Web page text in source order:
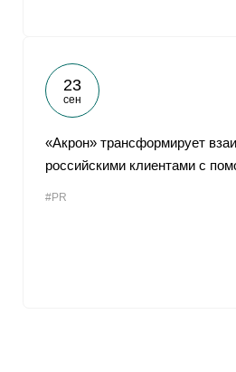
23
сен
«Акрон» трансформирует
российскими клиентами с
#PR